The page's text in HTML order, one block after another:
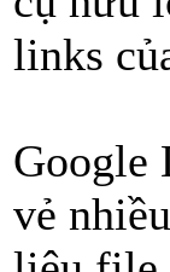
links
Google
vẻ